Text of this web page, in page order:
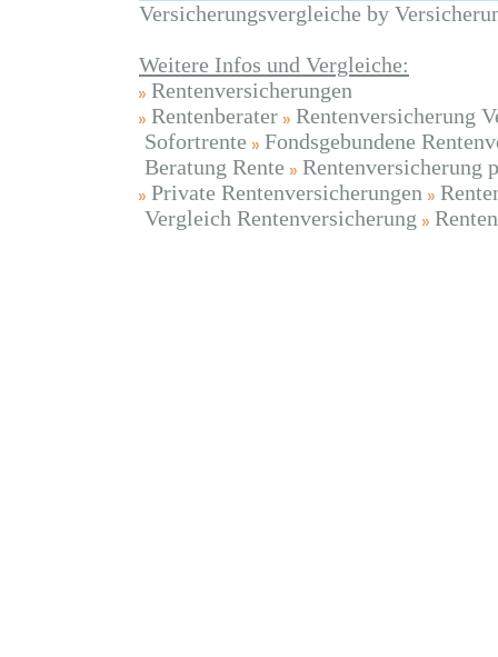
Versicherungsvergleiche by
Weitere Infos und Vergleiche:
Rentenversicherungen
Rentenberater
Rentenversicherung
Sofortrente
Fondsgebundene
Beratung Rente
Rentenversicherung
Private Rentenversicherungen
Vergleich Rentenversicherung